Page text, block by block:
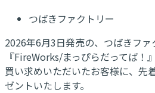
つばきファクトリー
2026年6月3日発売の、つばきフ
『FireWorks/まっぴらだってば！
買い求めいただいたお客様に、先
ゼントいたします。